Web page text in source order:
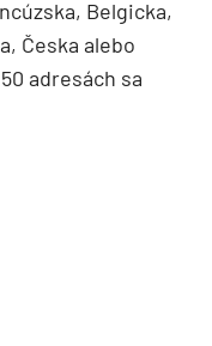
Belgicka,
Česka alebo
adresách sa